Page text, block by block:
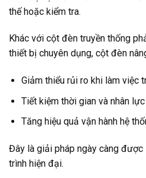
thế hoặc kiểm tra.
Khác với cột đèn truyền thống
thiết bị chuyên dụng, cột đèn
Giảm thiểu rủi ro khi làm việc
Tiết kiệm thời gian và nhân lực
Tăng hiệu quả vận hành hệ
Đây là giải pháp ngày càng
trình hiện đại.